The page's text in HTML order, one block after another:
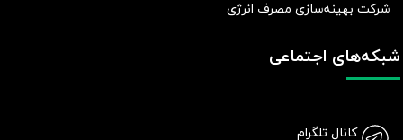
شرکت بهينه‌سازی مصرف انرژی
شبکه‌های اجتماعی
کانال تلگرام